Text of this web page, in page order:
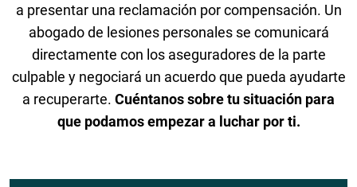
a presentar una reclamación por compensación. Un
abogado de lesiones personales se comunicará
directamente con los aseguradores de la parte
culpable y negociará un acuerdo que pueda ayudarte
a recuperarte. Cuéntanos sobre tu situación para
que podamos empezar a luchar por ti.